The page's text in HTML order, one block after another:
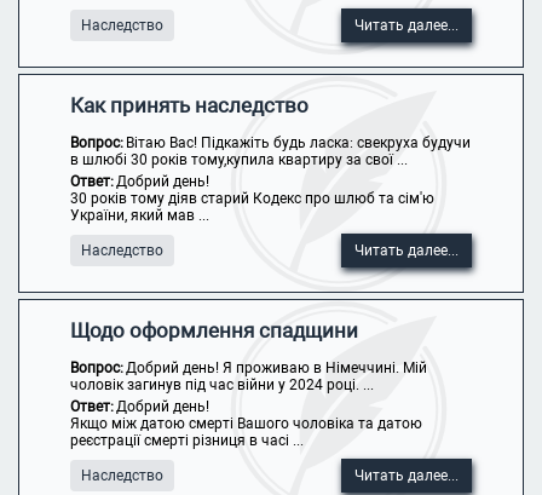
Наследство Читать далее...
Как принять наследство
Вопрос: Вітаю Вас! Підкажіть будь ласка: свекруха будучи
в шлюбі 30 років тому,купила квартиру за свої ...
Ответ:Добрий день!
30 років тому діяв старий Кодекс про шлюб та сім'ю
України, який мав ...
Наследство Читать далее...
Щодо оформлення спадщини
Вопрос:Добрий день! Я проживаю в Німеччині. Мій
чоловік загинув під час війни у 2024 році. ...
Ответ:Добрий день!
Якщо між датою смерті Вашого чоловіка та датою
реєстрації смерті різниця в часі ...
Наследство Читать далее...